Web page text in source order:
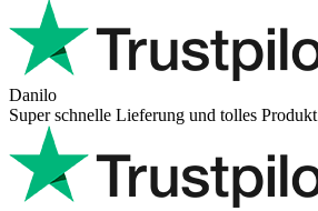
Danilo
Super schnelle Lieferung und tolles Produkt